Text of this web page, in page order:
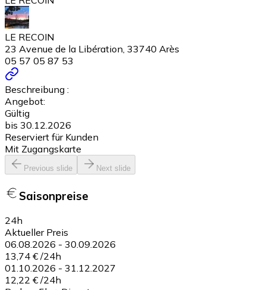
LE RECOIN
23 Avenue de la Libération, 33740 Arès
05 57 05 87 53
Beschreibung :
Angebot:
Gültig
bis 30.12.2026
Reserviert für Kunden
Mit Zugangskarte
Previous slide Next slide
Saisonpreise
24h
Aktueller Preis
06.08.2026 - 30.09.2026
13,74 € /24h
01.10.2026 - 31.12.2027
12,22 € /24h